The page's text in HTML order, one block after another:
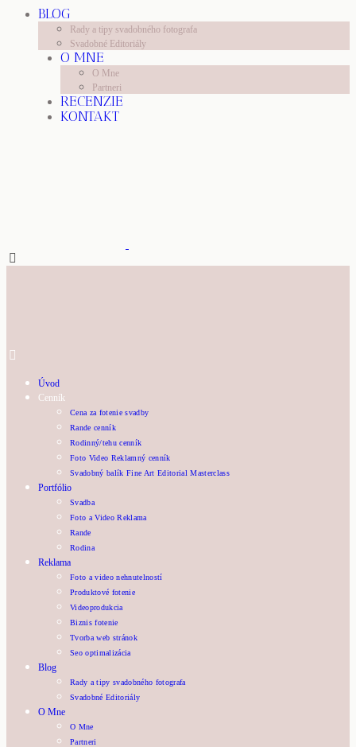
BLOG
Rady a tipy svadobného fotografa
Svadobné Editoriály
O MNE
O Mne
Partneri
RECENZIE
KONTAKT
Úvod
Cenník
Cena za fotenie svadby
Rande cenník
Rodinný/tehu cenník
Foto Video Reklamný cenník
Svadobný balík Fine Art Editorial Masterclass
Portfólio
Svadba
Foto a Video Reklama
Rande
Rodina
Reklama
Foto a video nehnutelností
Produktové fotenie
Videoprodukcia
Biznis fotenie
Tvorba web stránok
Seo optimalizácia
Blog
Rady a tipy svadobného fotografa
Svadobné Editoriály
O Mne
O Mne
Partneri